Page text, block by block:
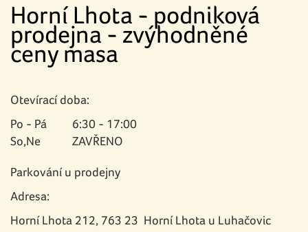
Horní Lhota - podniková
prodejna - zvýhodněné
ceny masa
Otevírací doba:
Po - Pá
6:30 - 17:00
So,Ne
ZAVŘENO
Parkování u prodejny
Adresa:
Horní Lhota 212, 763 23 Horní Lhota u Luhačovic